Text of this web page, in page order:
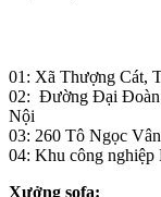
01: Xã Thượng Cát,
02: Đường Đại Đoàn
Nội
03: 260 Tô Ngọc
04: Khu công
Xưởng sofa: